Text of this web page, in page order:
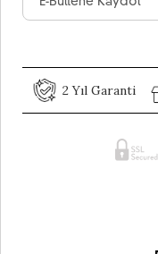
2 Yıl Garanti